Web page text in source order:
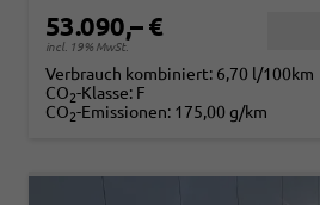
53.090,– €
incl. 19% MwSt.
Verbrauch kombiniert: 6,70 l/100km
CO2-Klasse: F
CO2-Emissionen: 175,00 g/km